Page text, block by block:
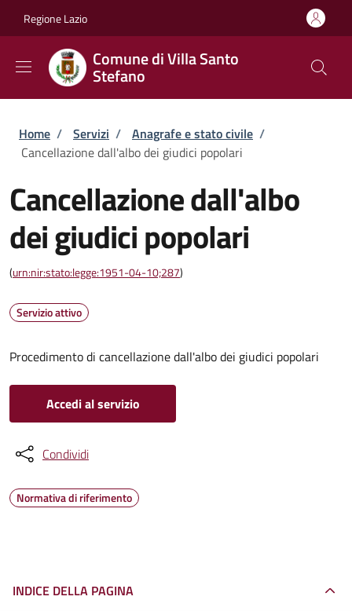
Regione Lazio
Comune di Villa Santo
Stefano
Briciole di pane
Home / Servizi / Anagrafe e stato civile /
Cancellazione dall'albo dei giudici popolari
Cancellazione dall'albo
dei giudici popolari
(urn:nir:stato:legge:1951-04-10;287)
Servizio attivo
Procedimento di cancellazione dall'albo dei giudici popolari
Accedi al servizio
Condividi
Normativa di riferimento
INDICE DELLA PAGINA